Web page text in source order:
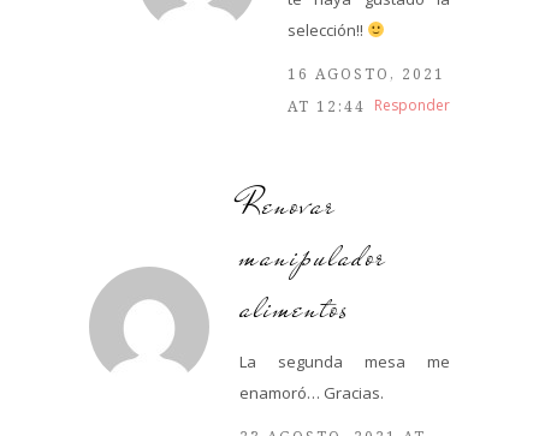
selección!!
16 AGOSTO, 2021
AT 12:44 Responder
Renovar
manipulador
alimentos
La segunda mesa me
enamoró… Gracias.